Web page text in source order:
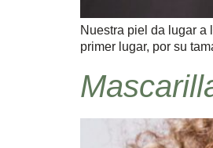
Nuestra piel da lugar a
primer lugar, por su